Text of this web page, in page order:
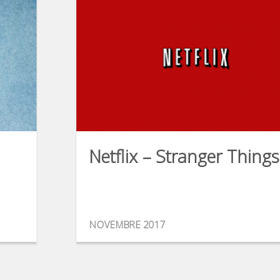
Netflix – Stranger Things
NOVEMBRE 2017